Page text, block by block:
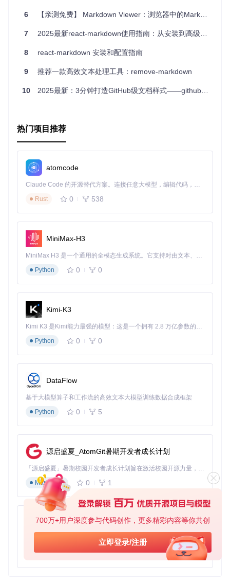
700万+用户深度参与代码创作，更多精彩内容等你共创
立即登录/注册
6 【亲测免费】 Markdown Viewer：浏览器中的Markdown文档美化工具
7 2025最新react-markdown使用指南：从安装到高级配置全流程
8 react-markdown 安装和配置指南
9 推荐一款高效文本处理工具：remove-markdown
10 2025最新：3分钟打造GitHub级文档样式——github-markdown-css完全指南
热门项目推荐
atomcode
Claude Code 的开源替代方案。连接任意大模型，编辑代码，运行命令，自动验证 — 全自动执行。用 Rust 构建，极致性能。 ｜ An open-source alternative to Claude Code. Connect any LLM, edit code, run commands, and verify changes — autonomously. Built in Rust for speed. Get Started
Rust
0 538
MiniMax-H3
MiniMax H3 是一个通用的全模态生成系统。它支持对由文本、图像、视频和音频组成的多模态上下文进行统一理解，并能生成分辨率高达 2K、时长可达 15 秒的带原生立体声音频的视频。得益于面向任务泛化的系统设计，H3 在预训练阶段就已具备广泛的多模态上下文理解与生成能力，能够出色地执行复杂的多模态指令。
Python
0 0
Kimi-K3
Kimi K3 是Kimi能力最强的模型：这是一个拥有 2.8 万亿参数的混合专家（MoE）模型，具备原生视觉理解能力，并支持 100 万 token 的上下文窗口。
Python
0 0
DataFlow
基于大模型算子和工作流的高效文本大模型训练数据合成框架
Python
0 5
源启盛夏_AtomGit暑期开发者成长计划
「源启盛夏」暑期校园开发者成长计划旨在激活校园开源力量，通过积分激励、认证扶持、资源倾斜等形式，引导高校组织和开发者完成「入驻 — 建项目 — 做贡献 — 获认证 — 得资源」的完整闭环。无论你是想带领社团入驻平台的组织者，还是希望用代码贡献证明自己的开发者，都能在这里找到属于你的成长路径。
Markdown
0 1
py-xiaozhi
基于Python的Xiaozhi AI，适用于想要完整Xiaozhi体验而无需拥有专用硬件的用户。
Python
0 1